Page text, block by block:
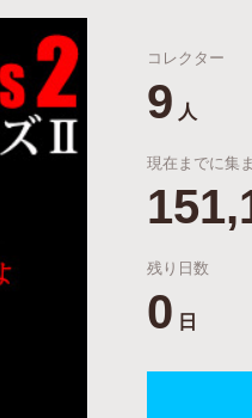
特集から探す 最新進捗
コレクター
9 人
現在までに集
残り日数
0 日